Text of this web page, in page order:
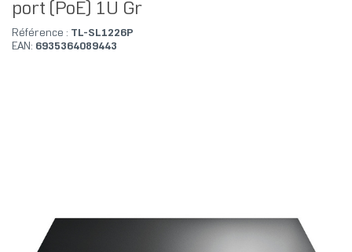
port (PoE) 1U Gr
Référence : TL-SL1226P
EAN: 6935364089443